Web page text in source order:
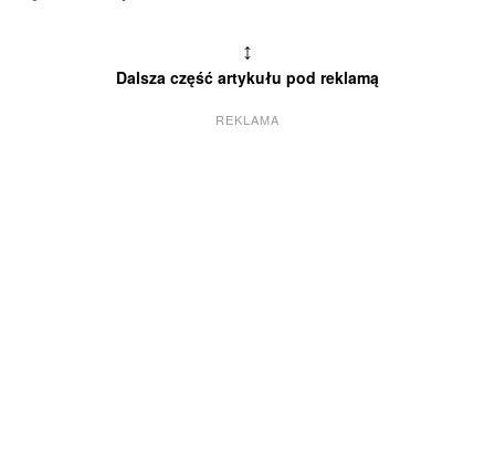
↕
Dalsza część artykułu pod reklamą
REKLAMA